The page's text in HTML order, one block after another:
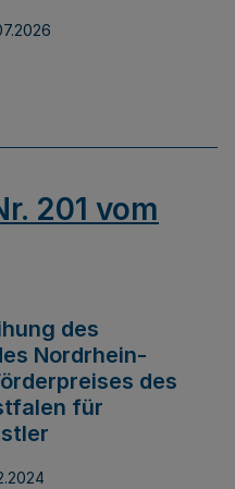
201 vom
des
Nordrhein-
des
für